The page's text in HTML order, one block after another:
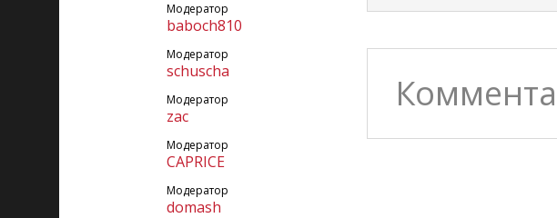
Модератор
baboch810
Модератор
schuscha
Модератор
zac
Модератор
CAPRICE
Модератор
domash